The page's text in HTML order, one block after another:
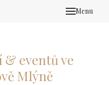
Menu
& eventů ve
Mlýně